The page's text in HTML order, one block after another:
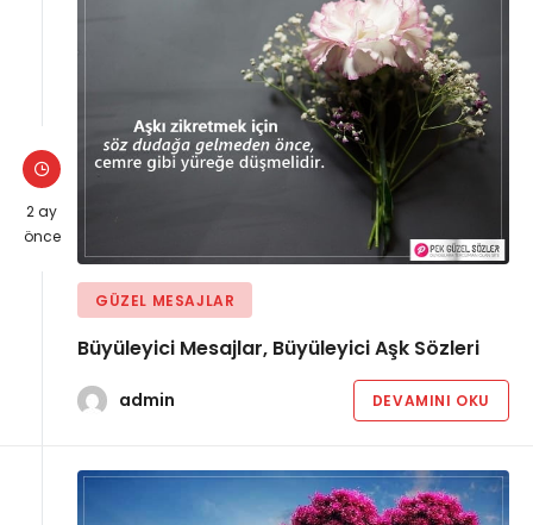
2 ay
önce
GÜZEL MESAJLAR
Büyüleyici Mesajlar, Büyüleyici Aşk Sözleri
admin DEVAMINI OKU